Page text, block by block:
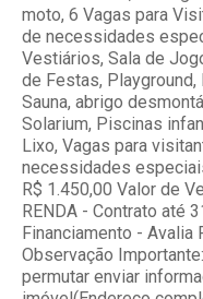
moto, 6 Vagas para
de necessidades
Vestiários, Sala de
de Festas, Playground,
Sauna, abrigo
Solarium, Piscinas
Lixo, Vagas para
necessidades
R$ 1.450,00 Valor de
RENDA - Contrato até
Financiamento - Avalia
Observação
permutar enviar